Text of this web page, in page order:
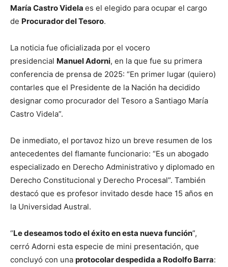
María Castro Videla es el elegido para ocupar el cargo
de Procurador del Tesoro.
La noticia fue oficializada por el vocero
presidencial Manuel Adorni, en la que fue su primera
conferencia de prensa de 2025: “En primer lugar (quiero)
contarles que el Presidente de la Nación ha decidido
designar como procurador del Tesoro a Santiago María
Castro Videla”.
De inmediato, el portavoz hizo un breve resumen de los
antecedentes del flamante funcionario: “Es un abogado
especializado en Derecho Administrativo y diplomado en
Derecho Constitucional y Derecho Procesal”. También
destacó que es profesor invitado desde hace 15 años en
la Universidad Austral.
“Le deseamos todo el éxito en esta nueva función”,
cerró Adorni esta especie de mini presentación, que
concluyó con una protocolar despedida a Rodolfo Barra: